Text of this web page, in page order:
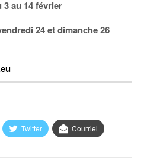
3 au 14 février
24 et dimanche 26
Twitter Courriel